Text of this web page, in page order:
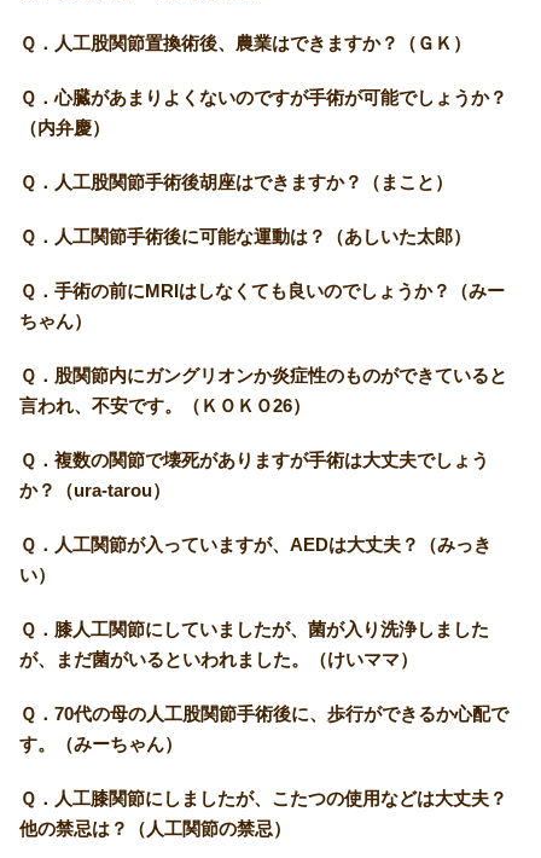
Ｑ．人工股関節置換術後、農業はできますか？（ＧＫ）
Ｑ．心臓があまりよくないのですが手術が可能でしょうか？
（内弁慶）
Ｑ．人工股関節手術後胡座はできますか？（まこと）
Ｑ．人工関節手術後に可能な運動は？（あしいた太郎）
Ｑ．手術の前にMRIはしなくても良いのでしょうか？（みー
ちゃん）
Ｑ．股関節内にガングリオンか炎症性のものができていると
言われ、不安です。（ＫＯＫＯ26）
Ｑ．複数の関節で壊死がありますが手術は大丈夫でしょう
か？（ura-tarou）
Ｑ．人工関節が入っていますが、AEDは大丈夫？（みっき
い）
Ｑ．膝人工関節にしていましたが、菌が入り洗浄しました
が、まだ菌がいるといわれました。（けいママ）
Ｑ．70代の母の人工股関節手術後に、歩行ができるか心配で
す。（みーちゃん）
Ｑ．人工膝関節にしましたが、こたつの使用などは大丈夫？
他の禁忌は？（人工関節の禁忌）